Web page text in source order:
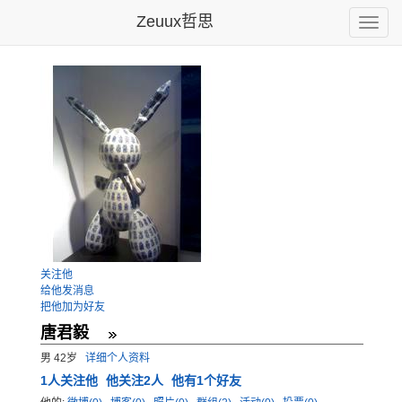
Toggle
Zeuux哲思
关注他
给他发消息
把他加为好友
唐君毅
男 42岁 详细个人资料
1人关注他 他关注2人 他有1个好友